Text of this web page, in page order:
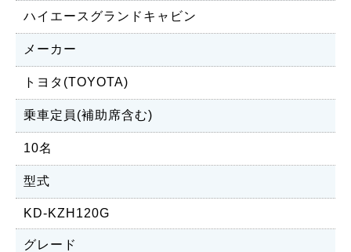
ハイエースグランドキャビン
メーカー
トヨタ(TOYOTA)
乗車定員(補助席含む)
10名
型式
KD-KZH120G
グレード